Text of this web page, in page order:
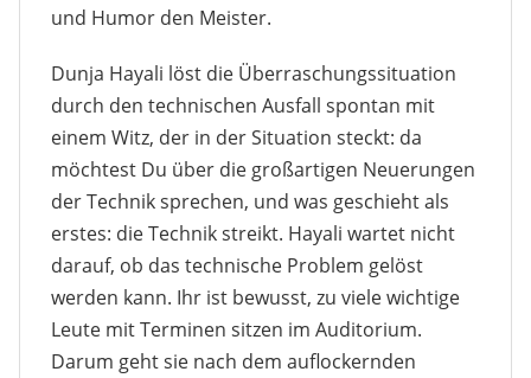
und Humor den Meister.
Dunja Hayali löst die Überraschungssituation
durch den technischen Ausfall spontan mit
einem Witz, der in der Situation steckt: da
möchtest Du über die großartigen Neuerungen
der Technik sprechen, und was geschieht als
erstes: die Technik streikt. Hayali wartet nicht
darauf, ob das technische Problem gelöst
werden kann. Ihr ist bewusst, zu viele wichtige
Leute mit Terminen sitzen im Auditorium.
Darum geht sie nach dem auflockernden